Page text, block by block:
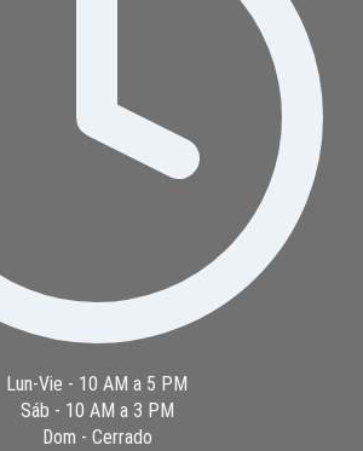
Lun-Vie - 10 AM a 5 PM
Sáb - 10 AM a 3 PM
Dom - Cerrado